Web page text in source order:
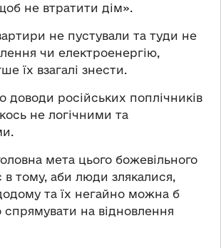
не втратити дім».
не пустували та туди не
чи електроенергію,
їх взагалі знести.
доводи російських поплічників
не логічними та
мета цього божевільного
в тому, аби люди злякалися,
та їх негайно можна б
спрямувати на відновлення